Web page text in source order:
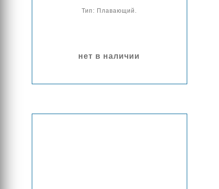
Тип: Плавающий.
нет в наличии